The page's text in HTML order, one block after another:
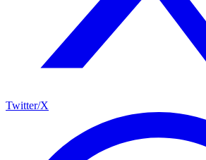
Twitter/X